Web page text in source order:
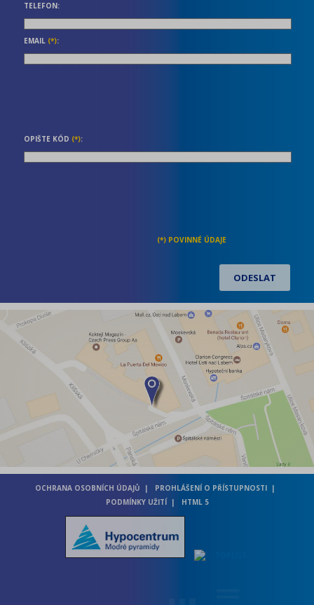
TELEFON:
EMAIL (*):
OPIŠTE KÓD (*):
OCHRANA OSOBNÍCH ÚDAJŮ
PROHLÁŠENÍ O PŘÍSTUPNOSTI
PODMÍNKY UŽITÍ
HTML 5